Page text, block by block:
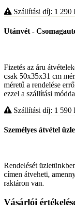
Szállítási díj: 1 290
Utánvét -
Fizetés az áru
csak 50x35x31 cm
méretű a rendelése
ezzel a szállítási
Szállítási díj: 1 590
Személyes átvétel
Rendelését
címen átveheti,
raktáron van.
Vásárlói